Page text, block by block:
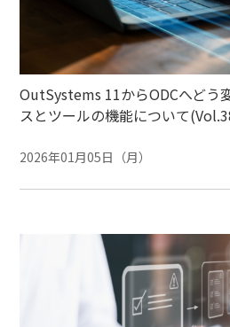
OutSystems 11からODCへどう
スとツールの機能について
2026年01月05日（月）